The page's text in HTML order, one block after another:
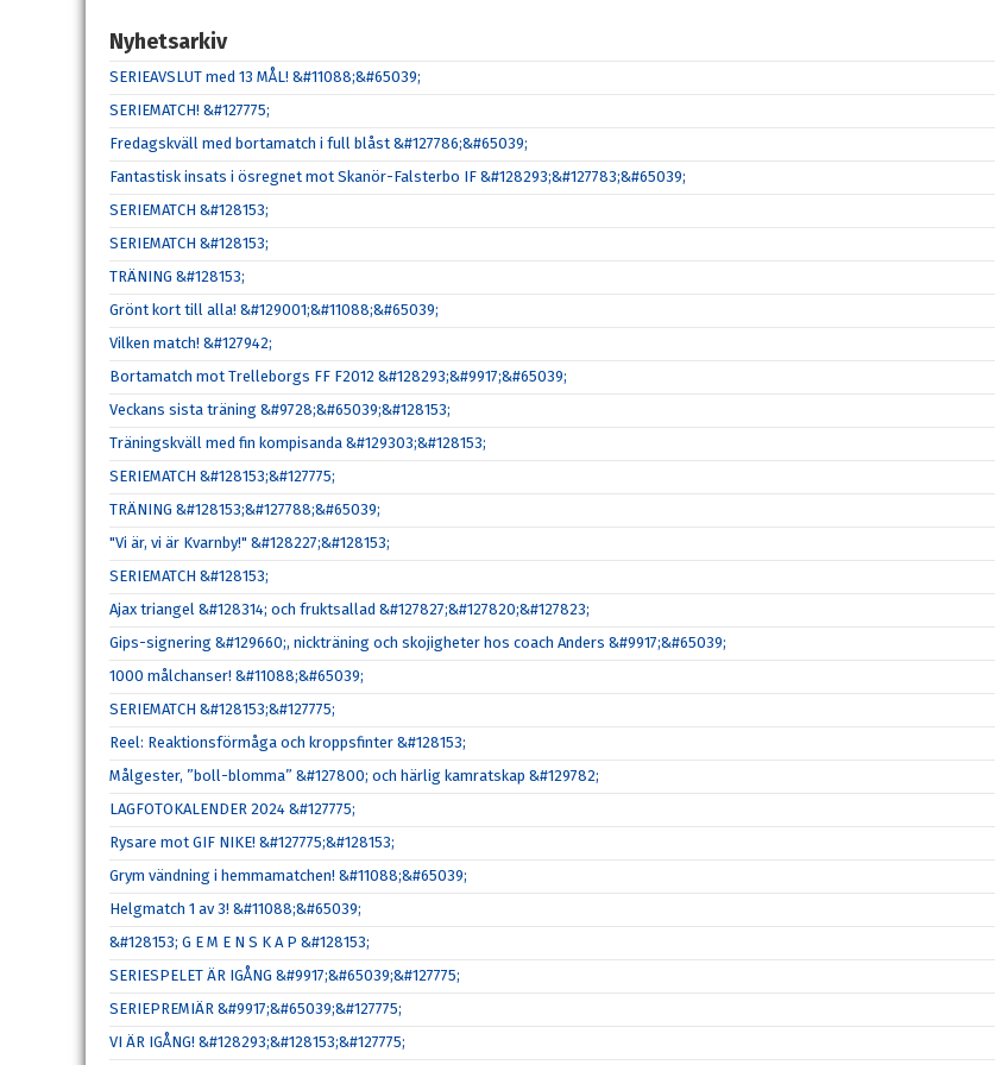
Nyhetsarkiv
SERIEAVSLUT med 13 MÅL! &#11088;&#65039;
SERIEMATCH! &#127775;
Fredagskväll med bortamatch i full blåst &#127786;&#65039;
Fantastisk insats i ösregnet mot Skanör-Falsterbo IF &#128293;&#127783;&#65039;
SERIEMATCH &#128153;
SERIEMATCH &#128153;
TRÄNING &#128153;
Grönt kort till alla! &#129001;&#11088;&#65039;
Vilken match! &#127942;
Bortamatch mot Trelleborgs FF F2012 &#128293;&#9917;&#65039;
Veckans sista träning &#9728;&#65039;&#128153;
Träningskväll med fin kompisanda &#129303;&#128153;
SERIEMATCH &#128153;&#127775;
TRÄNING &#128153;&#127788;&#65039;
"Vi är, vi är Kvarnby!" &#128227;&#128153;
SERIEMATCH &#128153;
Ajax triangel &#128314; och fruktsallad &#127827;&#127820;&#127823;
Gips-signering &#129660;, nickträning och skojigheter hos coach Anders &#9917;&#65039;
1000 målchanser! &#11088;&#65039;
SERIEMATCH &#128153;&#127775;
Reel: Reaktionsförmåga och kroppsfinter &#128153;
Målgester, ”boll-blomma” &#127800; och härlig kamratskap &#129782;
LAGFOTOKALENDER 2024 &#127775;
Rysare mot GIF NIKE! &#127775;&#128153;
Grym vändning i hemmamatchen! &#11088;&#65039;
Helgmatch 1 av 3! &#11088;&#65039;
&#128153; G E M E N S K A P &#128153;
SERIESPELET ÄR IGÅNG &#9917;&#65039;&#127775;
SERIEPREMIÄR &#9917;&#65039;&#127775;
VI ÄR IGÅNG! &#128293;&#128153;&#127775;